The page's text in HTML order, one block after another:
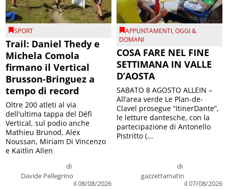
SPORT
Trail: Daniel Thedy e
Michela Comola
firmano il Vertical
Brusson-Bringuez a
tempo di record
di
Davide Pellegrino
il 08/08/2026
Oltre 200 atleti al via
dell'ultima tappa del Défì
Vertical, sul podio anche
Mathieu Brunod, Alex
Noussan, Miriam Di Vincenzo
e Kaitlin Allen
APPUNTAMENTI,OGGI &
DOMANI
COSA FARE NEL FINE
SETTIMANA IN VALLE
D’AOSTA
di
gazzettamatin
il 07/08/2026
SABATO 8 AGOSTO ALLEIN –
All’area verde Le Plan-de-
Clavel prosegue “ItinerDante”,
le letture dantesche, con la
partecipazione di Antonello
Pistritto (...